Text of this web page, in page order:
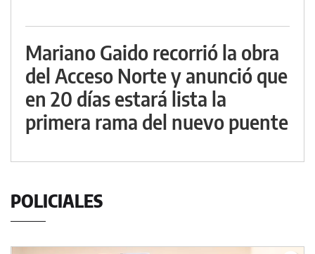
Mariano Gaido recorrió la obra
del Acceso Norte y anunció que
en 20 días estará lista la
primera rama del nuevo puente
POLICIALES